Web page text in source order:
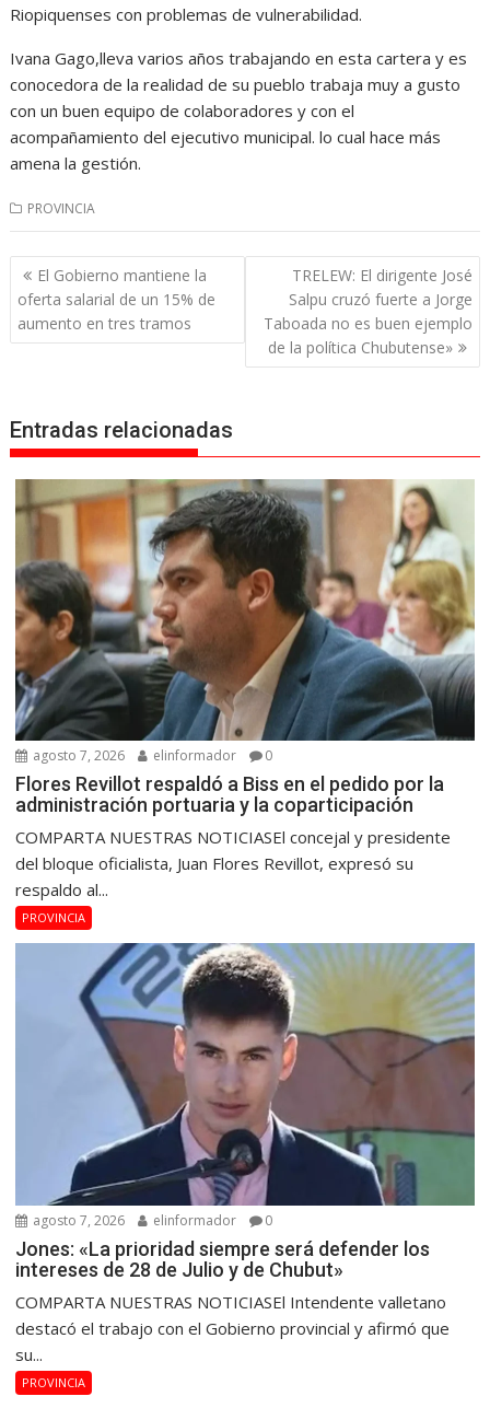
Riopiquenses con problemas de vulnerabilidad.
Ivana Gago,lleva varios años trabajando en esta cartera y es
conocedora de la realidad de su pueblo trabaja muy a gusto
con un buen equipo de colaboradores y con el
acompañamiento del ejecutivo municipal. lo cual hace más
amena la gestión.
PROVINCIA
Navegación
de
entradas
El Gobierno mantiene la
oferta salarial de un 15% de
aumento en tres tramos
TRELEW: El dirigente José
Salpu cruzó fuerte a Jorge
Taboada no es buen ejemplo
de la política Chubutense»
Entradas relacionadas
agosto 7, 2026 elinformador 0
Flores Revillot respaldó a Biss en el pedido por la
administración portuaria y la coparticipación
COMPARTA NUESTRAS NOTICIASEl concejal y presidente
del bloque oficialista, Juan Flores Revillot, expresó su
respaldo al...
PROVINCIA
agosto 7, 2026 elinformador 0
Jones: «La prioridad siempre será defender los
intereses de 28 de Julio y de Chubut»
COMPARTA NUESTRAS NOTICIASEl Intendente valletano
destacó el trabajo con el Gobierno provincial y afirmó que
su...
PROVINCIA